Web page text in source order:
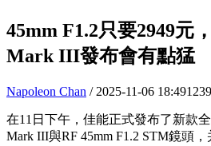
45mm F1.2只要2949元
Mark III發布會有點猛
Napoleon Chan / 2025-11-06 18:49
在11日下午，佳能正式發布了新款
Mark III與RF 45mm F1.2 STM鏡頭